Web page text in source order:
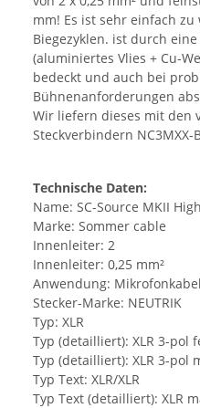
mm! Es ist sehr einfach
Biegezyklen. ist durch
(aluminiertes Vlies + Cu-
bedeckt und auch bei
Bühnenanforderungen
Wir liefern dieses mit den
Steckverbindern NC3MXX-
Technische Daten:
Name: SC-Source MKII
Marke: Sommer cable
Innenleiter: 2
Innenleiter: 0,25 mm²
Anwendung: Mikrofonkabel
Stecker-Marke: NEUTRIK
Typ: XLR
Typ (detailliert): XLR 3-pol
Typ (detailliert): XLR 3-pol
Typ Text: XLR/XLR
Typ Text (detailliert): XLR